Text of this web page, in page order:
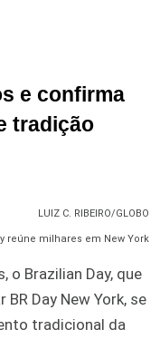
e confirma
tradição
LUIZ C. RIBEIRO/GLOBO
o Brazilian Day, que
Day New York, se
tradicional da